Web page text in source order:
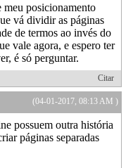
posicionamento
vá dividir as páginas
de termos ao invés do
vale agora, e espero ter
é só perguntar.
Citar
(04-01-2017, 08:13 AM )
possuem outra história
páginas separadas